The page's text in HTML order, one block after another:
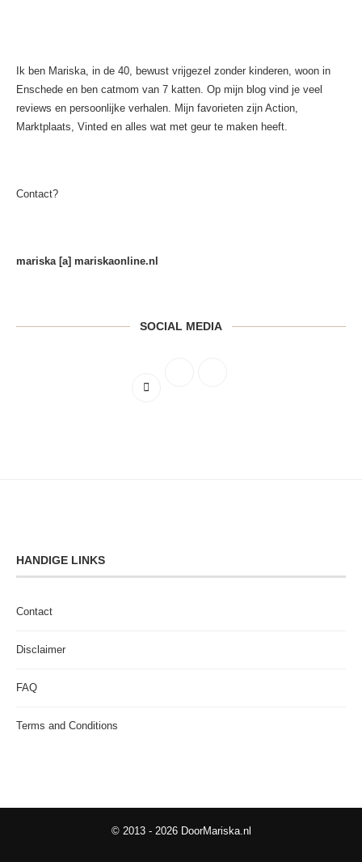
Ik ben Mariska, in de 40, bewust vrijgezel zonder kinderen, woon in
Enschede en ben catmom van 7 katten. Op mijn blog vind je veel
reviews en persoonlijke verhalen. Mijn favorieten zijn Action,
Marktplaats, Vinted en alles wat met geur te maken heeft.
Contact?
mariska [a] mariskaonline.nl
SOCIAL MEDIA
HANDIGE LINKS
Contact
Disclaimer
FAQ
Terms and Conditions
© 2013 - 2026 DoorMariska.nl